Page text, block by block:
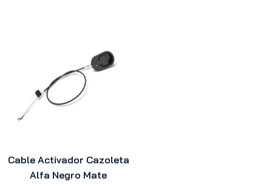
Cable Activador Cazoleta
Alfa Negro Mate